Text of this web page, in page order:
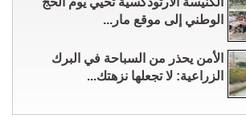
الوطني إلى موقع مار...
الأمن يحذر من السباحة في البرك
الزراعية: لا تجعلها نزهتك...